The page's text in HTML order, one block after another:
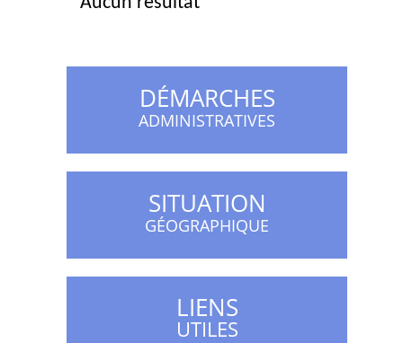
DÉMARCHES
ADMINISTRATIVES
SITUATION
GÉOGRAPHIQUE
LIENS
UTILES